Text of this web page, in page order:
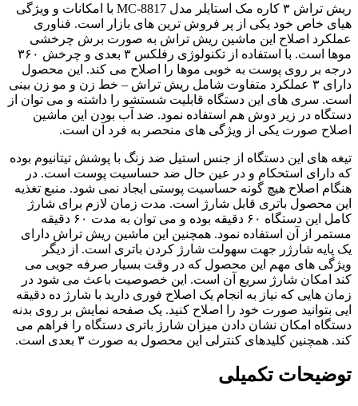
ریش تراش ۳ کاره مک استایلر مدل MC-8817 با امکانات و ویژگی
هیای خاص خود یکی از پر فروش ترین های بازار است. فناوری
عملکرد اصلاح این ماشین ریش تراش به صورت برش چرخشی
موها است. با استفاده از تکنولوژی رفلکس ۳ بعدی و چرخش ۳۶۰
درجه بر روی پوست به خوبی موها را اصلاح می کند. این محصول
دارای ۳ عملکرد متفاوت شامل ریش تراش – خط زن و مو زن بینی
است. سری های این دستگاه قابلیت شستشو را داشته و می توان از
دستگاه در زیر دوش هم استفاده نمود. ضد آب بودن این ماشین
اصلاح صورت یکی از ویژگی های منحصر به فرد آن است.
تیغه های این دستگاه از جنس استیل ضد زنگ با پوشش تیتانیوم بوده
که دارای استحکام و در عین حال ضد حساسیت پوست است. در
هنگام اصلاح هیچ گونه حساسیت پوستی ایجاد نمی شود. منبع تغذیه
این محصول باتری قابل شارژ است. مدت زمان لازم برای شارژ
کامل این دستگاه ۶۰ دقیقه بوده و می توان به مدت ۶۰ دقیقه
مستمر از آن استفاده نمود. همچنین این ماشین ریش تراش دارای
یک پایه شارژر جهت سهولت شارژ کردن باتری است. از دیگر
ویژگی های مهم این محصول که در وقت بسیار صرفه جویی می
کند امکان شارژ سریع آن است. این خصوصیت باعث می شود در
زمان هایی که نیاز به انجام یک اصلاح فوری دارید با شارژ ده دقیقه
ایی بتوانید صورت خود را اصلاح کنید. یک صفحه نمایش بر روی بدنه
دستگاه امکان نشان دادن میزان شارژ باتری دستگاه را فراهم می
کند. همچنین کلیدهای کنترلی این محصول به صورت ۳ بعدی است.
توضیحات تکمیلی